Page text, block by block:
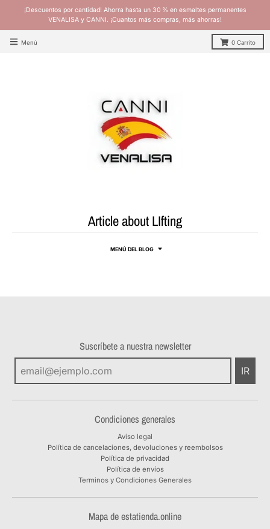
¡Descuentos por cantidad! Ahorra hasta un 30 % en esmaltes permanentes
VENALISA y CANNI. ¡Cuantos más compras, más ahorras!
Menú 0 Carrito
Article about LIfting
MENÚ DEL BLOG
Suscríbete a nuestra newsletter
IR
Condiciones generales
Aviso legal
Política de cancelaciones, devoluciones y reembolsos
Política de privacidad
Política de envíos
Terminos y Condiciones Generales
Mapa de estatienda.online